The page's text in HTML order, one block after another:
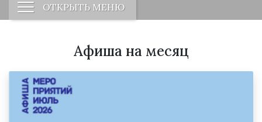
ОТКРЫТЬ МЕНЮ
Афиша на месяц